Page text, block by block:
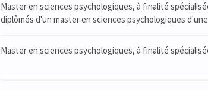
Master en sciences psychologiques, à finalité
diplômés d'un master en sciences psychologiques
Master en sciences psychologiques, à finalité